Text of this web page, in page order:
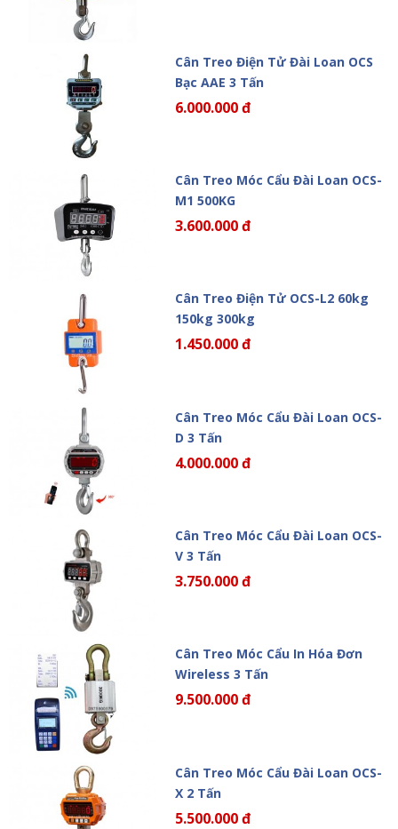
Cân Treo Điện Tử Đài Loan OCS
Bạc AAE 3 Tấn
6.000.000 đ
Cân Treo Móc Cẩu Đài Loan OCS-
M1 500KG
3.600.000 đ
Cân Treo Điện Tử OCS-L2 60kg
150kg 300kg
1.450.000 đ
Cân Treo Móc Cẩu Đài Loan OCS-
D 3 Tấn
4.000.000 đ
Cân Treo Móc Cẩu Đài Loan OCS-
V 3 Tấn
3.750.000 đ
Cân Treo Móc Cẩu In Hóa Đơn
Wireless 3 Tấn
9.500.000 đ
Cân Treo Móc Cẩu Đài Loan OCS-
X 2 Tấn
5.500.000 đ